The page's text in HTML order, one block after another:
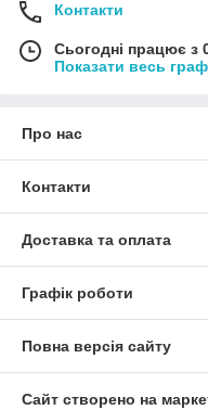
Контакти
Сьогодні працює з
Показати весь
Про нас
Контакти
Доставка та оплата
Графік роботи
Повна версія сайту
Сайт створено на